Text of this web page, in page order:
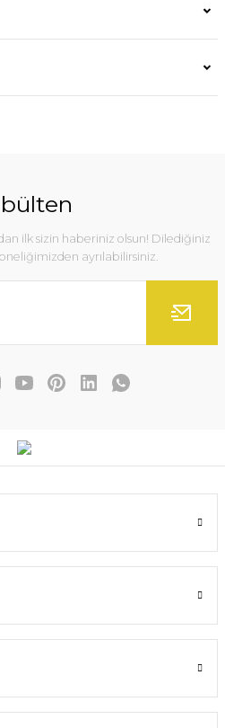
ilk sizin haberiniz olsun! Dilediğiniz
ayrılabilirsiniz.